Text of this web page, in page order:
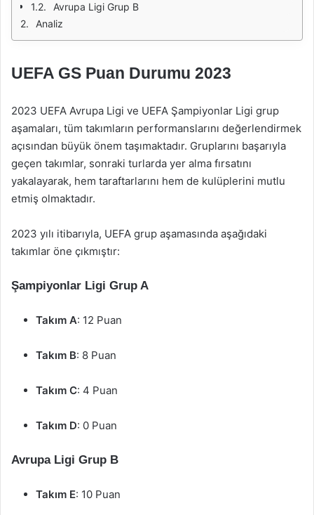
Avrupa Ligi Grup B
Analiz
UEFA GS Puan Durumu 2023
2023 UEFA Avrupa Ligi ve UEFA Şampiyonlar Ligi grup
aşamaları, tüm takımların performanslarını değerlendirmek
açısından büyük önem taşımaktadır. Gruplarını başarıyla
geçen takımlar, sonraki turlarda yer alma fırsatını
yakalayarak, hem taraftarlarını hem de kulüplerini mutlu
etmiş olmaktadır.
2023 yılı itibarıyla, UEFA grup aşamasında aşağıdaki
takımlar öne çıkmıştır:
Şampiyonlar Ligi Grup A
Takım A: 12 Puan
Takım B: 8 Puan
Takım C: 4 Puan
Takım D: 0 Puan
Avrupa Ligi Grup B
Takım E: 10 Puan